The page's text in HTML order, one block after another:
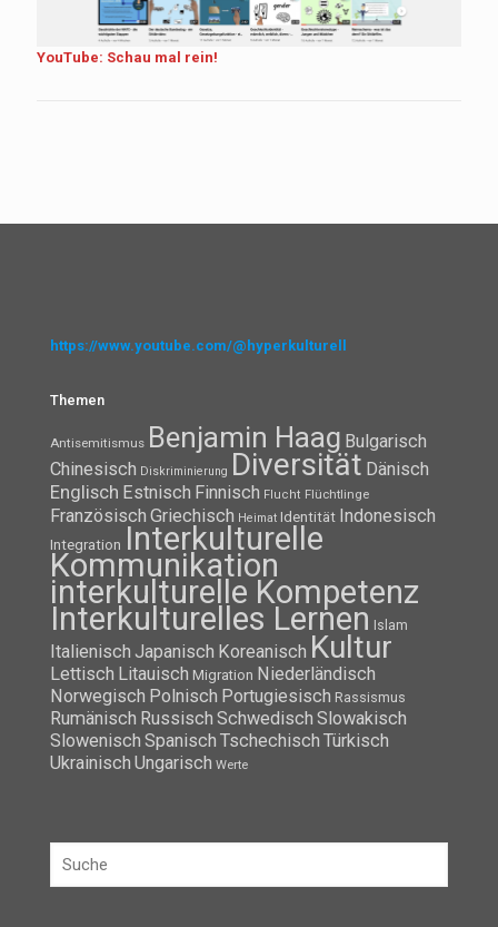
YouTube: Schau mal rein!
https://www.youtube.com/@hyperkulturell
Themen
Antisemitismus Benjamin Haag Bulgarisch
Chinesisch Diskriminierung Diversität Dänisch
Englisch Estnisch Finnisch Flucht Flüchtlinge
Französisch Griechisch Heimat Identität Indonesisch
Integration Interkulturelle
Kommunikation
interkulturelle Kompetenz
Interkulturelles Lernen Islam
Italienisch Japanisch Koreanisch Kultur
Lettisch Litauisch Migration Niederländisch
Norwegisch Polnisch Portugiesisch Rassismus
Rumänisch Russisch Schwedisch Slowakisch
Slowenisch Spanisch Tschechisch Türkisch
Ukrainisch Ungarisch Werte